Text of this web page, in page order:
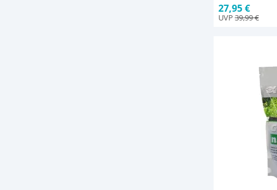
27,95 €
UVP 39,99 €